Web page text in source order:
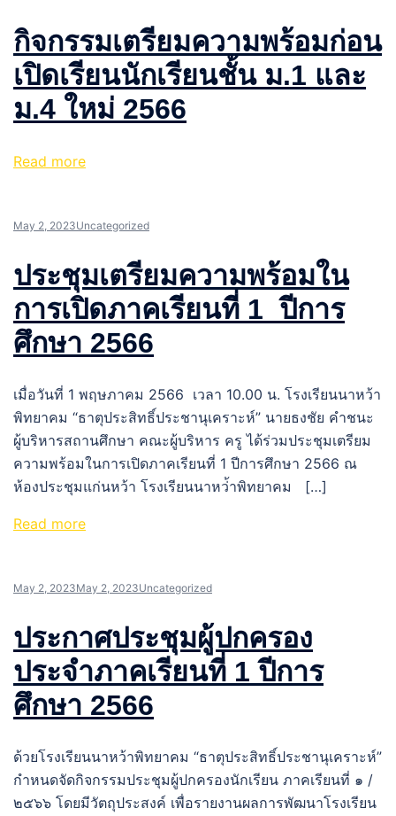
กิจกรรมเตรียมความพร้อมก่อน
เปิดเรียนนักเรียนชั้น ม.1 และ
ม.4 ใหม่ 2566
Read more
May 2, 2023Uncategorized
ประชุมเตรียมความพร้อมใน
การเปิดภาคเรียนที่ 1 ปีการ
ศึกษา 2566
เมื่อวันที่ 1 พฤษภาคม 2566 เวลา 10.00 น. โรงเรียนนาหว้า
พิทยาคม “ธาตุประสิทธิ์ประชานุเคราะห์” นายธงชัย คำชนะ
ผู้บริหารสถานศึกษา คณะผู้บริหาร ครู ได้ร่วมประชุมเตรียม
ความพร้อมในการเปิดภาคเรียนที่ 1 ปีการศึกษา 2566 ณ
ห้องประชุมแก่นหว้า โรงเรียนนาหว่้าพิทยาคม […]
Read more
May 2, 2023May 2, 2023Uncategorized
ประกาศประชุมผู้ปกครอง
ประจำภาคเรียนที่ 1 ปีการ
ศึกษา 2566
ด้วยโรงเรียนนาหว้าพิทยาคม “ธาตุประสิทธิ์ประชานุเคราะห์”
กำหนดจัดกิจกรรมประชุมผู้ปกครองนักเรียน ภาคเรียนที่ ๑ /
๒๕๖๖ โดยมีวัตถุประสงค์ เพื่อรายงานผลการพัฒนาโรงเรียน